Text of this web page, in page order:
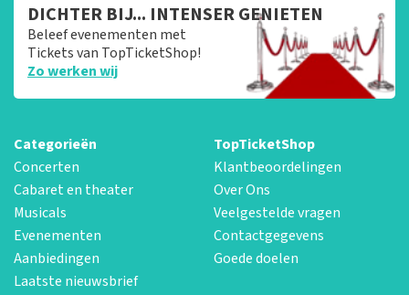
DICHTER BIJ... INTENSER GENIETEN
Beleef evenementen met
Tickets van TopTicketShop!
Zo werken wij
Categorieën
Concerten
Cabaret en theater
Musicals
Evenementen
Aanbiedingen
Laatste nieuwsbrief
TopTicketShop
Klantbeoordelingen
Over Ons
Veelgestelde vragen
Contactgegevens
Goede doelen